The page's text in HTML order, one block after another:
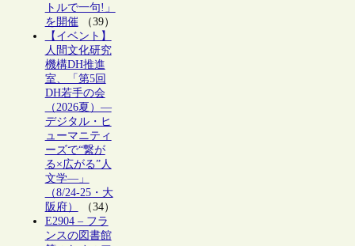
トルで一句!」
を開催（39）
【イベント】
人間文化研究
機構DH推進
室、「第5回
DH若手の会
（2026夏）―
デジタル・ヒ
ューマニティ
ーズで“繋が
る×広がる”人
文学―」
（8/24-25・大
阪府）
（34）
E2904 – フラ
ンスの図書館